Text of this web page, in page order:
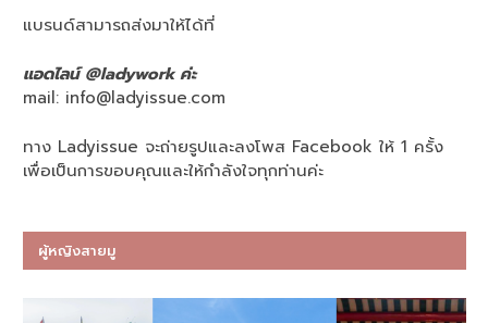
แบรนด์สามารถส่งมาให้ได้ที่
แอดไลน์ @ladywork ค่ะ
mail: info@ladyissue.com
ทาง Ladyissue จะถ่ายรูปและลงโพส Facebook ให้ 1 ครั้ง
เพื่อเป็นการขอบคุณและให้กำลังใจทุกท่านค่ะ
ผู้หญิงสายมู